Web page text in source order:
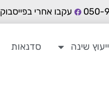
עקבו אחרי בפייסבוק
ייעוץ שינה סדנאות